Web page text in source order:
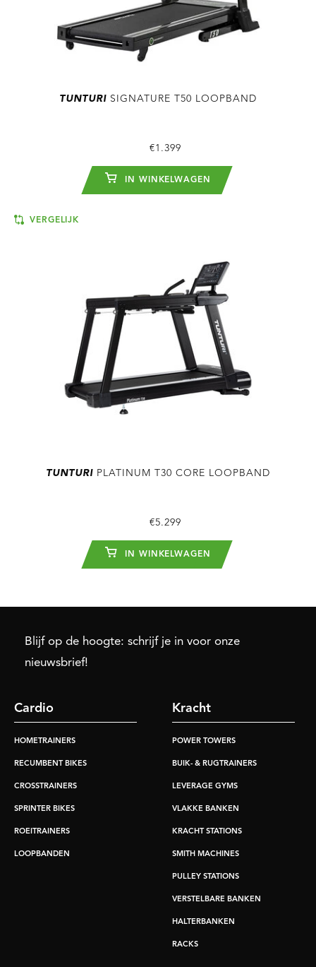
TUNTURI SIGNATURE T50 LOOPBAND
€1.399
IN WINKELWAGEN
VERGELIJK
TUNTURI PLATINUM T30 CORE LOOPBAND
€5.299
IN WINKELWAGEN
Blijf op de hoogte: schrijf je in voor onze
nieuwsbrief!
Cardio
HOMETRAINERS
RECUMBENT BIKES
CROSSTRAINERS
SPRINTER BIKES
ROEITRAINERS
LOOPBANDEN
Kracht
POWER TOWERS
BUIK- & RUGTRAINERS
LEVERAGE GYMS
VLAKKE BANKEN
KRACHT STATIONS
SMITH MACHINES
PULLEY STATIONS
VERSTELBARE BANKEN
HALTERBANKEN
RACKS